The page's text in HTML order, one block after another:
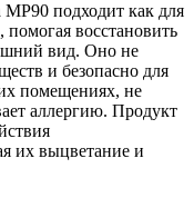
MP90 подходит как для
восстановить
вид. Оно не
и безопасно для
помещениях, не
аллергию. Продукт
их выцветание и